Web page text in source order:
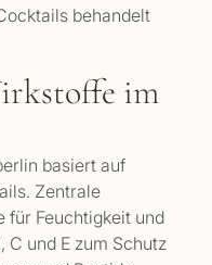
behandelt
im
basiert auf
Zentrale
für Feuchtigkeit und
und E zum Schutz